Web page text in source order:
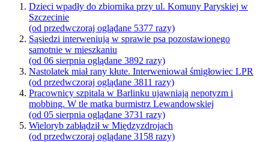
Dzieci wpadły do zbiornika przy ul. Komuny Paryskiej w
Szczecinie
(od przedwczoraj oglądane 5377 razy)
Sąsiedzi interweniują w sprawie psa pozostawionego
samotnie w mieszkaniu
(od 06 sierpnia oglądane 3892 razy)
Nastolatek miał rany kłute. Interweniował śmigłowiec LPR
(od przedwczoraj oglądane 3811 razy)
Pracownicy szpitala w Barlinku ujawniają nepotyzm i
mobbing. W tle matka burmistrz Lewandowskiej
(od 05 sierpnia oglądane 3731 razy)
Wieloryb zabłądził w Międzyzdrojach
(od przedwczoraj oglądane 3158 razy)